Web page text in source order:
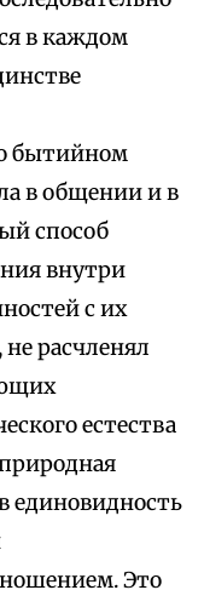
в каждом
бытийном
в общении и в
способ
внутри
с их
расчленял
естества
единовидность
Это